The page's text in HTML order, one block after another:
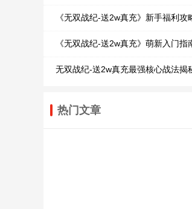
《无双战纪-送2w真充》新手福利
《无双战纪-送2w真充》萌新入门指
无双战纪-送2w真充最强核心战法揭
热门文章